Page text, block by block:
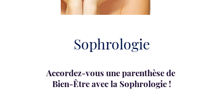
Sophrologie
Accordez-vous une parenthèse de
Bien-Être avec la Sophrologie !